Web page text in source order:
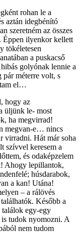
rohan le a
aztán idegbénító
szeretném az összes
Éppen ilyenkor kellett
tökéletesen
a puskacső
golyónak lennie a
pár méterre volt, s
el…
hogy az
üljünk le- most
ha megvirrad!
megvan-e… nincs
virradni. Hát már soha
szívvel keresem a
és odaképzelem
Ahogy lepillantok,
húsdarabok,
a kan! Utána!
– a rálövés
Később a
találok egy-egy
is tudok nyomozni. A
nem tudom